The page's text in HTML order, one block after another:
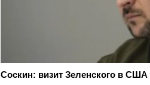
Соскин: визит Зеленского в